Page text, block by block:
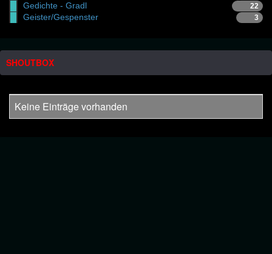
Gedichte - Gradl 22
Geister/Gespenster 3
SHOUTBOX
Keine Einträge vorhanden